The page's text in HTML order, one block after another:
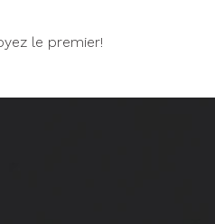
le premier!